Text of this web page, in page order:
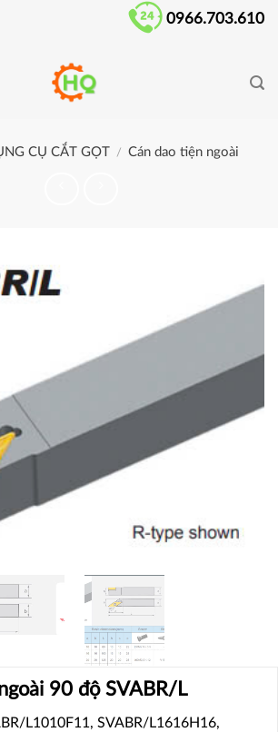
0966.703.610
CỤ CẮT GỌT / Cán dao tiện ngoài
90 độ SVABR/L
L1010F11, SVABR/L1616H16,